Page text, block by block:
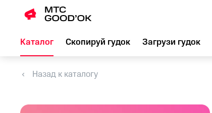
Каталог Скопируй гудок Загрузи гудок
Назад к каталогу